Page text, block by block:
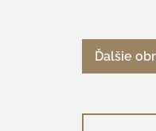
Ďalšie